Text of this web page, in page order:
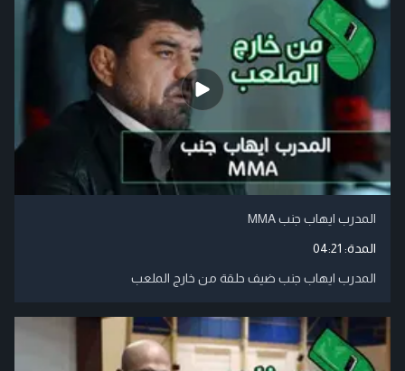
المدرب ايهاب جنب MMA
المدة: 04:21
المدرب ايهاب جنب ضيف حلقة من خارج الملعب